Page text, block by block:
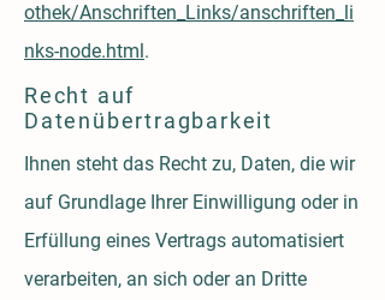
othek/Anschriften_Links/anschriften_li
nks-node.html.
Recht auf
Datenübertragbarkeit
Ihnen steht das Recht zu, Daten, die wir
auf Grundlage Ihrer Einwilligung oder in
Erfüllung eines Vertrags automatisiert
verarbeiten, an sich oder an Dritte